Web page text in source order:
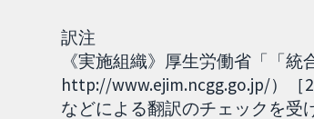
訳注
《実施組織》厚生労働省「「
http://www.ejim.ncgg.go.jp/）［
などによる翻訳のチェックを受